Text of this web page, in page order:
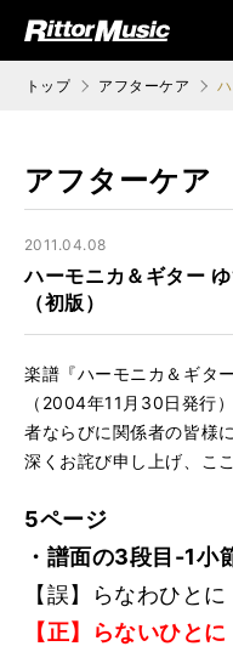
ジック (Rittor Musi
トップ アフターケア
アフターケア
2011.04.08
ハーモニカ＆ギター
（初版）
楽譜『ハーモニカ＆ギタ
（2004年11月30日発行
者ならびに関係者の皆様
深くお詫び申し上げ、こ
5ページ
・譜面の3段目-1小
【誤】らなわひとに
【正】らないひとに